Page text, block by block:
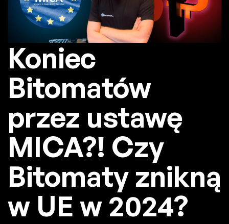
Koniec
Bitomatów
przez ustawę
MICA?! Czy
Bitomaty znikną
w UE w 2024?